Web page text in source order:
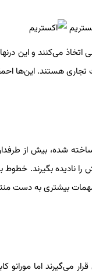
می‌کنند و این
هستند. این‌ها
شده، بیش از
نادیده بگیرند. خطوط
مهمات بیشتری به دست
اما مورانو